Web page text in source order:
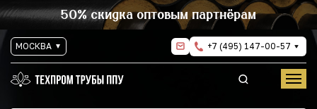
50% скидка оптовым партнёрам
МОСКВА +7 (495) 147-00-57